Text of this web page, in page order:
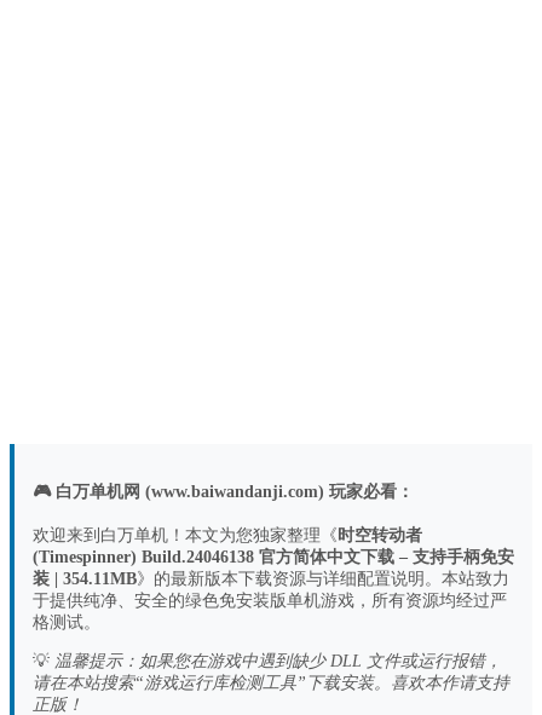
🎮 白万单机网 (www.baiwandanji.com) 玩家必看：
欢迎来到白万单机！本文为您独家整理《时空转动者
(Timespinner) Build.24046138 官方简体中文下载 – 支持手柄免安
装 | 354.11MB》的最新版本下载资源与详细配置说明。本站致力
于提供纯净、安全的绿色免安装版单机游戏，所有资源均经过严
格测试。
💡 温馨提示：如果您在游戏中遇到缺少 DLL 文件或运行报错，
请在本站搜索“游戏运行库检测工具”下载安装。喜欢本作请支持
正版！